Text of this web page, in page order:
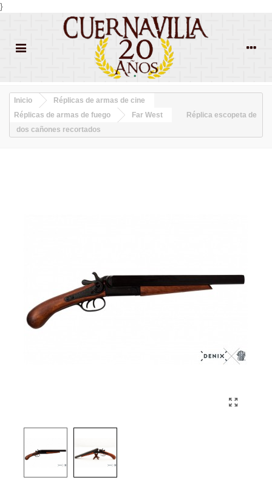
}
Inicio
Réplicas de armas de cine
Réplicas de armas de fuego
Far West
Réplica escopeta de
dos cañones recortados